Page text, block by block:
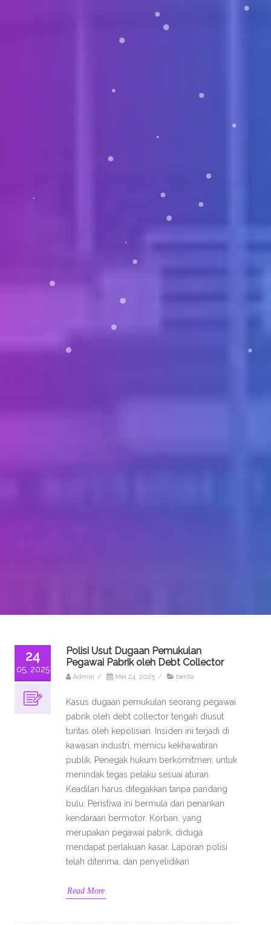
24
05, 2025
Polisi Usut Dugaan Pemukulan
Pegawai Pabrik oleh Debt Collector
Admin / Mei 24, 2025 / berita
Kasus dugaan pemukulan seorang pegawai
pabrik oleh debt collector tengah diusut
tuntas oleh kepolisian. Insiden ini terjadi di
kawasan industri, memicu kekhawatiran
publik. Penegak hukum berkomitmen, untuk
menindak tegas pelaku sesuai aturan.
Keadilan harus ditegakkan tanpa pandang
bulu. Peristiwa ini bermula dari penarikan
kendaraan bermotor. Korban, yang
merupakan pegawai pabrik, diduga
mendapat perlakuan kasar. Laporan polisi
telah diterima, dan penyelidikan
Read More